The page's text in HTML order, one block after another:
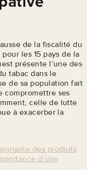
de la fiscalité du
les 15 pays de la
présente l’une des
tabac dans le
de sa population fait
compromettre ses
celle de lutte
à exacerber la
des produits
d’une